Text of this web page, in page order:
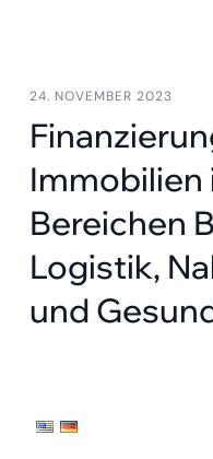
24. NOVEMBER 2023
Immobilien
Bereichen
Logistik,
und